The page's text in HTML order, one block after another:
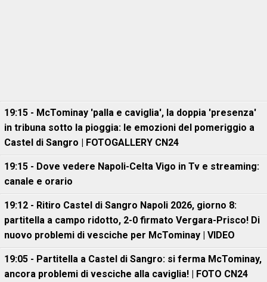
19:15 - McTominay 'palla e caviglia', la doppia 'presenza'
in tribuna sotto la pioggia: le emozioni del pomeriggio a
Castel di Sangro | FOTOGALLERY CN24
19:15 - Dove vedere Napoli-Celta Vigo in Tv e streaming:
canale e orario
19:12 - Ritiro Castel di Sangro Napoli 2026, giorno 8:
partitella a campo ridotto, 2-0 firmato Vergara-Prisco! Di
nuovo problemi di vesciche per McTominay | VIDEO
19:05 - Partitella a Castel di Sangro: si ferma McTominay,
ancora problemi di vesciche alla caviglia! | FOTO CN24